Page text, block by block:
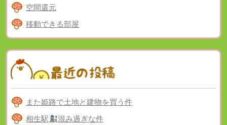
空間還元
移動できる部屋
また姫路で土地と建物を買う件
相生駅
混み過ぎな件